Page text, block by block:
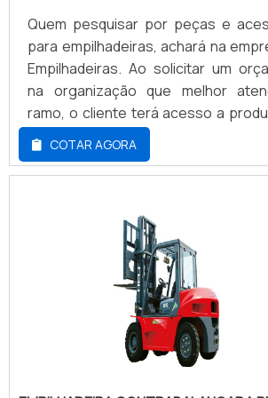
serviço e grande performance.
forma, os resultados finais
qualificações dos consumidores
vigor necessário. Solicite já um
Quem pesquisar por peças e
para empilhadeiras, achará na
Empilhadeiras. Ao solicitar um
na organização que melhor
ramo, o cliente terá acesso a
primeira linha e um suporte
contato inicial ao pós-
DETALHES SOBRE PEÇAS E
peças e acessórios para
uma empresa inovadora, descobre
da RS Empilhadeiras. Com grande
how focado em guindaste
paleteira hidráulica manual, a
oferece sempre a melhor opção
cliente final.Sem perder o foco em
COTAR AGORA